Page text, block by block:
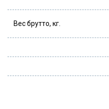
Вес брутто, кг.